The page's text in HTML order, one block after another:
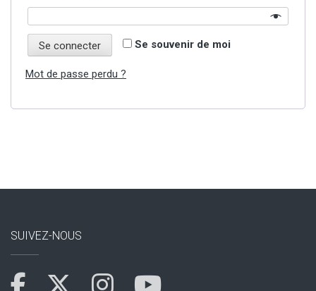
Se souvenir de moi
Se connecter
Mot de passe perdu ?
SUIVEZ-NOUS